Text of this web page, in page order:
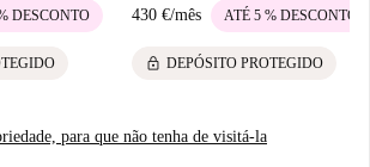
DESCONTO 430 €/mês ATÉ 5 % DESCONTO
lock DEPÓSITO PROTEGIDO
para que não tenha de visitá-la